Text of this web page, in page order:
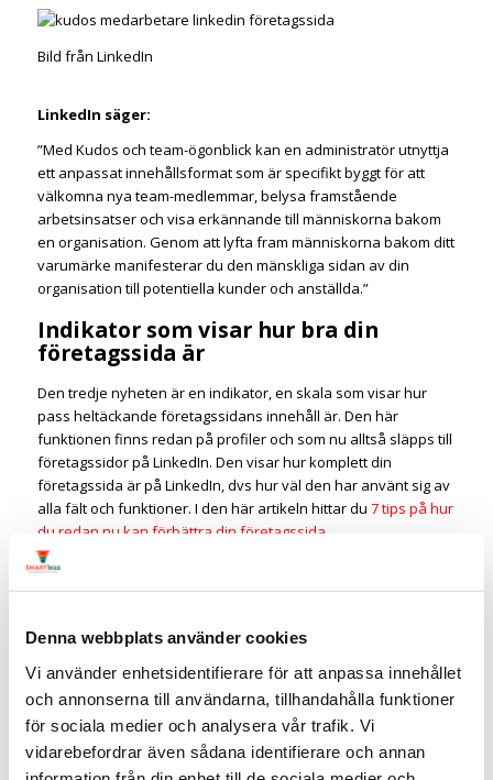
Denna webbplats använder cookies
Vi använder enhetsidentifierare för att anpassa innehållet
och annonserna till användarna, tillhandahålla funktioner
för sociala medier och analysera vår trafik. Vi
vidarebefordrar även sådana identifierare och annan
Bild från LinkedIn
LinkedIn säger:
”Med Kudos och team-ögonblick kan en administratör utnyttja
ett anpassat innehållsformat som är specifikt byggt för att
välkomna nya team-medlemmar, belysa framstående
arbetsinsatser och visa erkännande till människorna bakom
en organisation. Genom att lyfta fram människorna bakom ditt
varumärke manifesterar du den mänskliga sidan av din
organisation till potentiella kunder och anställda.”
Indikator som visar hur bra din
företagssida är
Den tredje nyheten är en indikator, en skala som visar hur
pass heltäckande företagssidans innehåll är. Den här
funktionen finns redan på profiler och som nu alltså släpps till
företagssidor på LinkedIn. Den visar hur komplett din
företagssida är på LinkedIn, dvs hur väl den har använt sig av
alla fält och funktioner. I den här artikeln hittar du 7 tips på hur
du redan nu kan förbättra din företagssida
Detta nya alternativ hjälper till att vägleda administratörer
genom processen och liknar de system för att gradera som
Relaterad artikel:Lär av de 10 största företagssidorna på
LinkedIn
Enligt LinkedIn:
”Kompletta LinkedIn-sidor genererar 30% fler sidvisningar per
vecka jämfört med ofullständiga sidor. Men mindre än 5% av